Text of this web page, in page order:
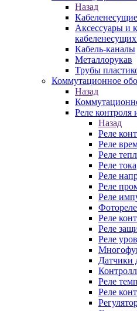
Назад
Аксессуары и
Кабель-каналы
Металлорукав
Трубы
Коммутационное
Назад
Реле контроля
Назад
Реле
Реле
Реле
Реле тока
Реле
Реле
Реле
Фотореле
Реле
Реле
Реле
Датчики
Реле
Реле